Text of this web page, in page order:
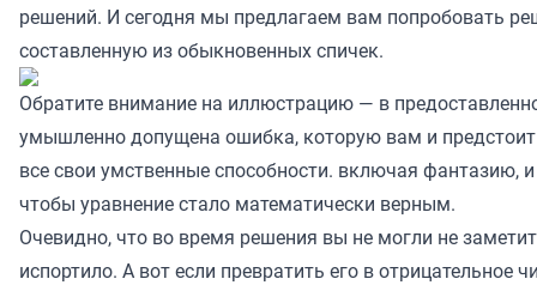
решений. И сегодня мы предлагаем вам попробовать
составленную из обыкновенных спичек.
Обратите внимание на иллюстрацию — в
умышленно допущена ошибка, которую вам и
все свои умственные способности. включая фантазию, и
чтобы уравнение стало математически верным.
Очевидно, что во время решения вы не могли не
испортило. А вот если превратить его в отрицательное